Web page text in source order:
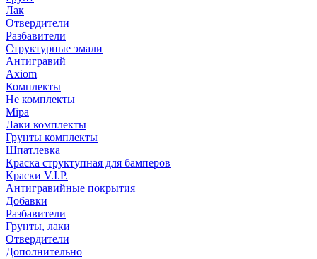
Лак
Отвердители
Разбавители
Структурные эмали
Антигравий
Axiom
Комплекты
Не комплекты
Mipa
Лаки комплекты
Грунты комплекты
Шпатлевка
Краска структупная для бамперов
Краски V.I.P.
Антигравийные покрытия
Добавки
Разбавители
Грунты, лаки
Отвердители
Дополнительно